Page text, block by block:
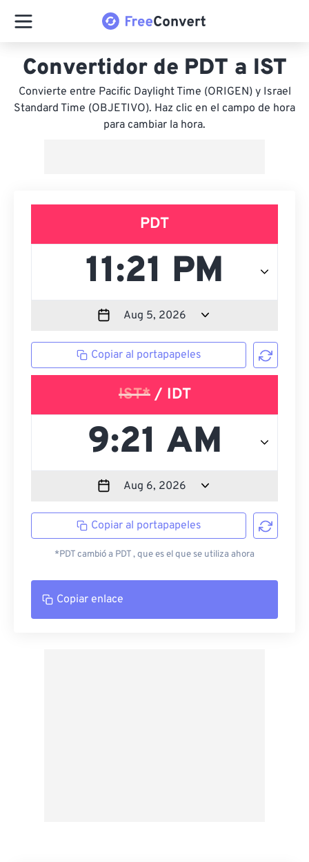
Convertidor de PDT a IST
Convierte entre Pacific Daylight Time (ORIGEN) y Israel
Standard Time (OBJETIVO). Haz clic en el campo de hora
para cambiar la hora.
PDT
Copiar al portapapeles
IST*/ IDT
Copiar al portapapeles
*PDT cambió a PDT , que es el que se utiliza ahora
Copiar enlace